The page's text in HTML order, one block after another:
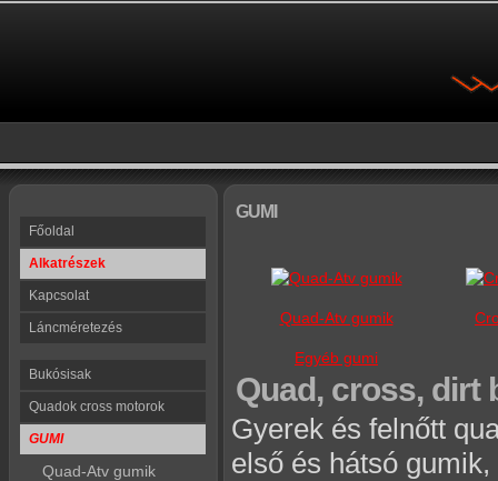
Főoldal
Alkatrészek
Kapcsolat
Láncméretezés
Bukósisak
Quadok cross motorok
GUMI
Quad-Atv gumik
GUMI
Quad-Atv gumik
Egyéb gumi
Quad, cross, dirt
Gyerek és felnőtt
első és hátsó